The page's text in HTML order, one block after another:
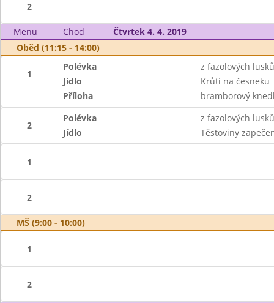
2
Menu Chod
Čtvrtek 4. 4. 2019
Oběd (11:15 - 14:00)
1
Polévka
z fazolových lusků
Jídlo
Krůtí na česneku
Příloha
bramborový
2
Polévka
z fazolových lusků
Jídlo
Těstoviny
1
2
MŠ (9:00 - 10:00)
1
2